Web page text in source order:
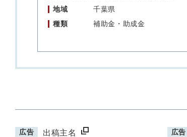
地域
千葉県
種類
補助金・助成金
広告 出稿主名 広告